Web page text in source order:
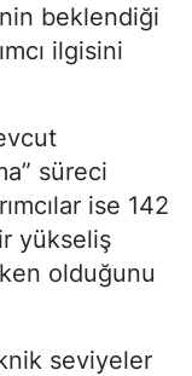
beklendiği
ilgisini
süreci
ise 142
yükseliş
olduğunu
seviyeler